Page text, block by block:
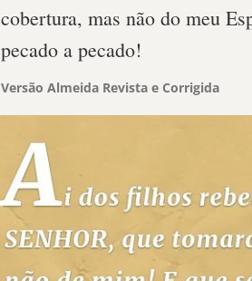
cobertura, mas não do meu
pecado a pecado!
Versão Almeida Revista e Corrigida